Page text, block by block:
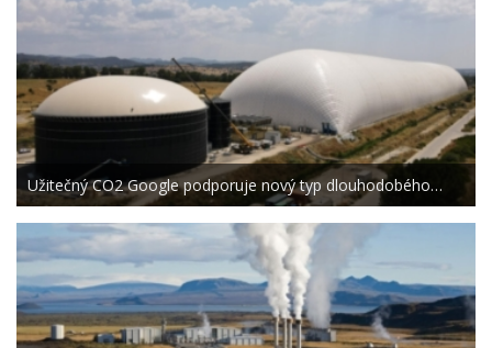
Užitečný CO2 Google podporuje nový typ dlouhodobého…